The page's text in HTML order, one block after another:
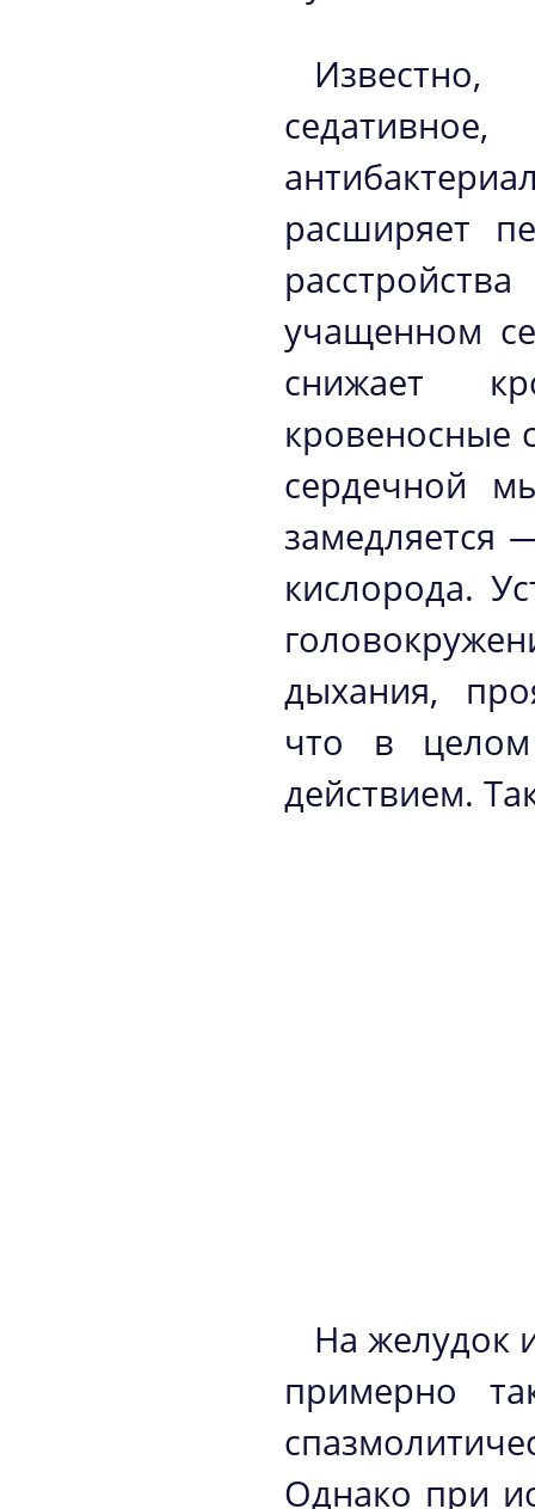
расширяет
учащенном
снижает
кровеносные
сердечной
замедляется
кислорода.
дыхания,
что в
действием.
На желудок
примерно
Однако при